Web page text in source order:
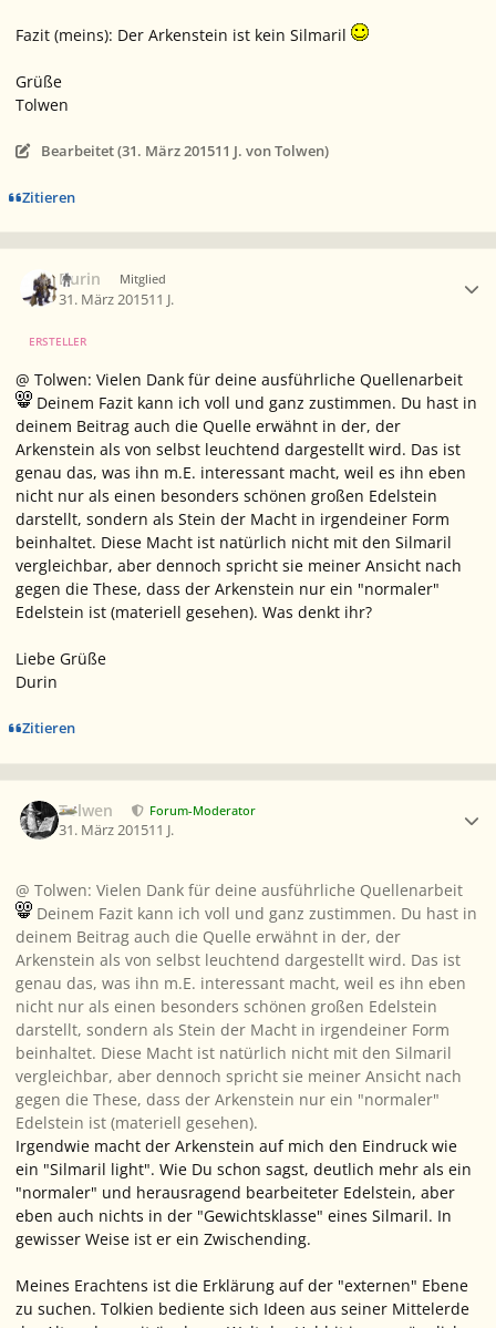
Fazit (meins): Der Arkenstein ist kein Silmaril
Grüße
Tolwen
Bearbeitet (31. März 201511 J. von Tolwen)
Zitieren
Durin Mitglied
31. März 201511 J.
ERSTELLER
@ Tolwen: Vielen Dank für deine ausführliche Quellenarbeit
Deinem Fazit kann ich voll und ganz zustimmen. Du hast in
deinem Beitrag auch die Quelle erwähnt in der, der
Arkenstein als von selbst leuchtend dargestellt wird. Das ist
genau das, was ihn m.E. interessant macht, weil es ihn eben
nicht nur als einen besonders schönen großen Edelstein
darstellt, sondern als Stein der Macht in irgendeiner Form
beinhaltet. Diese Macht ist natürlich nicht mit den Silmaril
vergleichbar, aber dennoch spricht sie meiner Ansicht nach
gegen die These, dass der Arkenstein nur ein "normaler"
Edelstein ist (materiell gesehen). Was denkt ihr?
Liebe Grüße
Durin
Zitieren
Tolwen Forum-Moderator
31. März 201511 J.
@ Tolwen: Vielen Dank für deine ausführliche Quellenarbeit
Deinem Fazit kann ich voll und ganz zustimmen. Du hast in
deinem Beitrag auch die Quelle erwähnt in der, der
Arkenstein als von selbst leuchtend dargestellt wird. Das ist
genau das, was ihn m.E. interessant macht, weil es ihn eben
nicht nur als einen besonders schönen großen Edelstein
darstellt, sondern als Stein der Macht in irgendeiner Form
beinhaltet. Diese Macht ist natürlich nicht mit den Silmaril
vergleichbar, aber dennoch spricht sie meiner Ansicht nach
gegen die These, dass der Arkenstein nur ein "normaler"
Edelstein ist (materiell gesehen).
Irgendwie macht der Arkenstein auf mich den Eindruck wie
ein "Silmaril light". Wie Du schon sagst, deutlich mehr als ein
"normaler" und herausragend bearbeiteter Edelstein, aber
eben auch nichts in der "Gewichtsklasse" eines Silmaril. In
gewisser Weise ist er ein Zwischending.
Meines Erachtens ist die Erklärung auf der "externen" Ebene
zu suchen. Tolkien bediente sich Ideen aus seiner Mittelerde